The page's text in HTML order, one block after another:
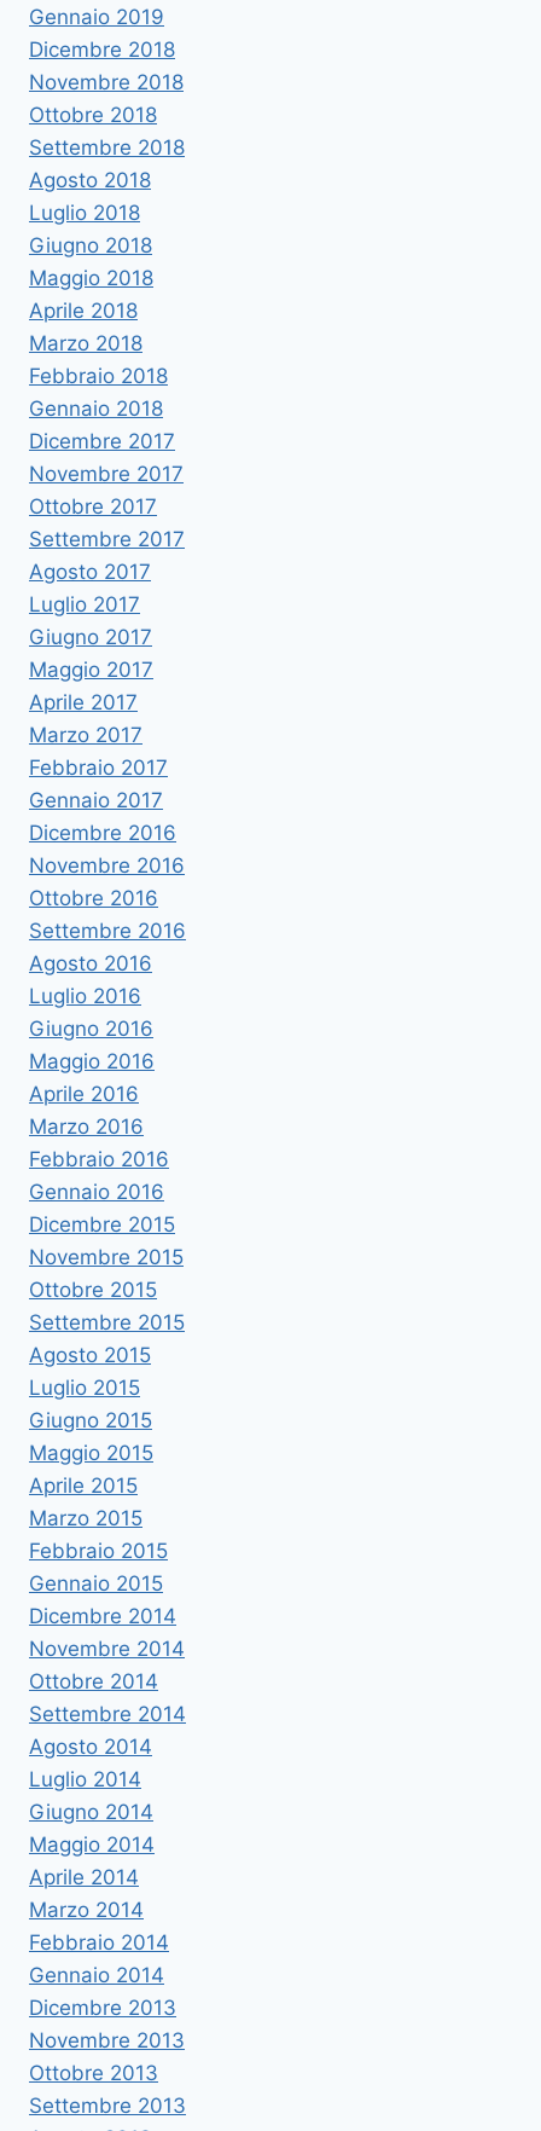
Gennaio 2019
Dicembre 2018
Novembre 2018
Ottobre 2018
Settembre 2018
Agosto 2018
Luglio 2018
Giugno 2018
Maggio 2018
Aprile 2018
Marzo 2018
Febbraio 2018
Gennaio 2018
Dicembre 2017
Novembre 2017
Ottobre 2017
Settembre 2017
Agosto 2017
Luglio 2017
Giugno 2017
Maggio 2017
Aprile 2017
Marzo 2017
Febbraio 2017
Gennaio 2017
Dicembre 2016
Novembre 2016
Ottobre 2016
Settembre 2016
Agosto 2016
Luglio 2016
Giugno 2016
Maggio 2016
Aprile 2016
Marzo 2016
Febbraio 2016
Gennaio 2016
Dicembre 2015
Novembre 2015
Ottobre 2015
Settembre 2015
Agosto 2015
Luglio 2015
Giugno 2015
Maggio 2015
Aprile 2015
Marzo 2015
Febbraio 2015
Gennaio 2015
Dicembre 2014
Novembre 2014
Ottobre 2014
Settembre 2014
Agosto 2014
Luglio 2014
Giugno 2014
Maggio 2014
Aprile 2014
Marzo 2014
Febbraio 2014
Gennaio 2014
Dicembre 2013
Novembre 2013
Ottobre 2013
Settembre 2013